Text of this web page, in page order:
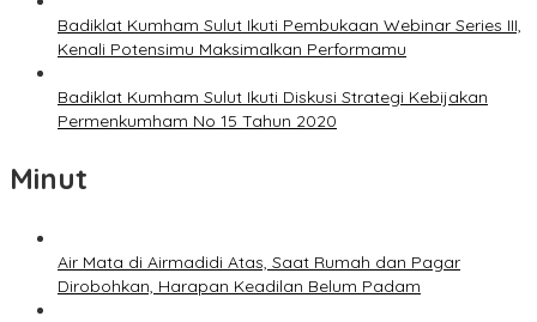
Badiklat Kumham Sulut Ikuti Pembukaan Webinar Series III,
Kenali Potensimu Maksimalkan Performamu
Badiklat Kumham Sulut Ikuti Diskusi Strategi Kebijakan
Permenkumham No 15 Tahun 2020
Minut
Air Mata di Airmadidi Atas, Saat Rumah dan Pagar
Dirobohkan, Harapan Keadilan Belum Padam